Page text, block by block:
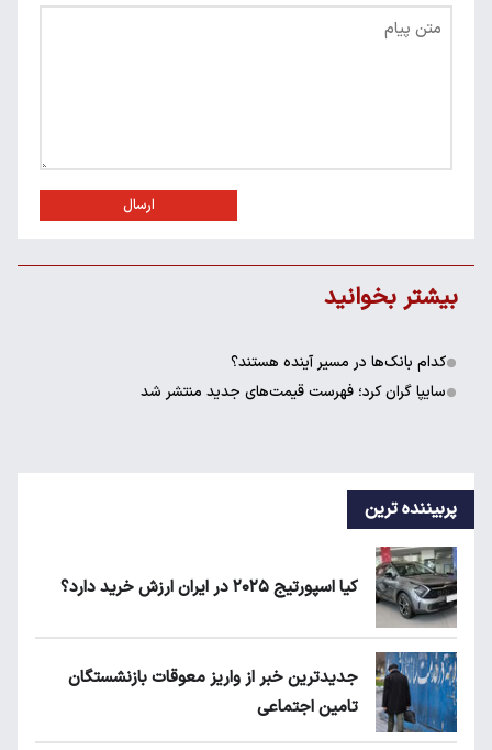
ارسال
بیشتر بخوانید
کدام بانک‌ها در مسیر آینده هستند؟
سایپا گران کرد؛ فهرست قیمت‌های جدید منتشر شد
پربیننده ترین
کیا اسپورتیج ۲۰۲۵ در ایران ارزش خرید دارد؟
جدیدترین خبر از واریز معوقات بازنشستگان
تامین اجتماعی